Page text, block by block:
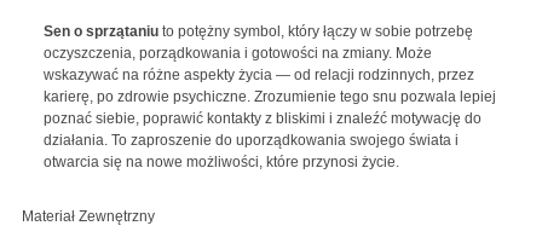
Sen o sprzątaniuto potężny symbol, który łączy w sobie potrzebę
oczyszczenia, porządkowania i gotowości na zmiany. Może
wskazywać na różne aspekty życia — od relacji rodzinnych, przez
karierę, po zdrowie psychiczne. Zrozumienie tego snu pozwala lepiej
poznać siebie, poprawić kontakty z bliskimi i znaleźć motywację do
działania. To zaproszenie do uporządkowania swojego świata i
otwarcia się na nowe możliwości, które przynosi życie.
Materiał Zewnętrzny